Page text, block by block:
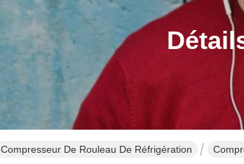
Compresseur De Rouleau De Réfrigération